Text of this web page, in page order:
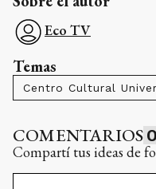
Eco TV
Temas
Centro Cultural
COMENTARIOS 0
Compartí tus ideas de